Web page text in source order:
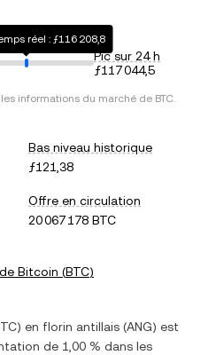
réel : ƒ116 208,8
Pic sur 24 h
ƒ117 044,5
informations du marché de BTC.
Bas niveau historique
ƒ121,38
Offre en circulation
20 067 178 BTC
Bitcoin (BTC)
) en florin antillais (ANG) est
de 1,00 % dans les